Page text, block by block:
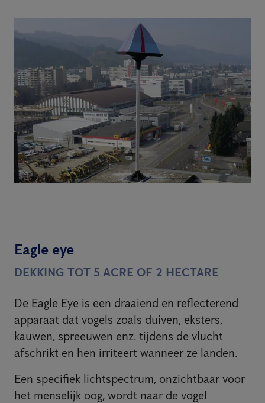
Eagle eye
DEKKING TOT 5 ACRE OF 2 HECTARE
De Eagle Eye is een draaiend en reflecterend
apparaat dat vogels zoals duiven, eksters,
kauwen, spreeuwen enz. tijdens de vlucht
afschrikt en hen irriteert wanneer ze landen.
Een specifiek lichtspectrum, onzichtbaar voor
het menselijk oog, wordt naar de vogel